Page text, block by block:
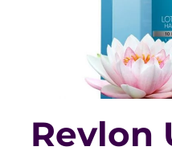
Revlon